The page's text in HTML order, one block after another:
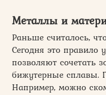
Металлы и
Раньше считалось,
Сегодня это правило
позволяют сочетать
бижутерные сплавы.
Например, можно